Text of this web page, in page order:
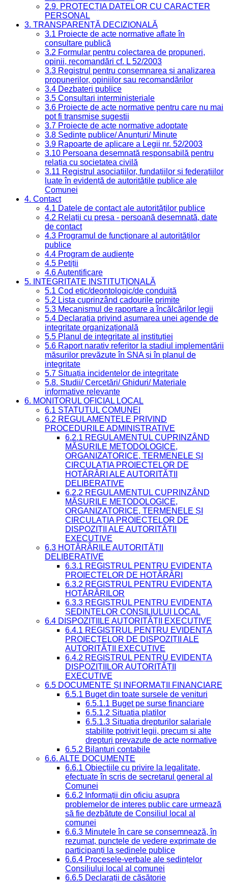
2.9. PROTECȚIA DATELOR CU CARACTER
PERSONAL
3. TRANSPARENȚĂ DECIZIONALĂ
3.1 Proiecte de acte normative aflate în
consultare publică
3.2 Formular pentru colectarea de propuneri,
opinii, recomandări cf. L 52/2003
3.3 Registrul pentru consemnarea și analizarea
propunerilor, opiniilor sau recomandărilor
3.4 Dezbateri publice
3.5 Consultari interministeriale
3.6 Proiecte de acte normative pentru care nu mai
pot fi transmise sugestii
3.7 Proiecte de acte normative adoptate
3.8 Ședințe publice/ Anunțuri/ Minute
3.9 Rapoarte de aplicare a Legii nr. 52/2003
3.10 Persoana desemnată responsabilă pentru
relația cu societatea civilă
3.11 Registrul asociațiilor, fundațiilor și federațiilor
luate în evidență de autoritățile publice ale
Comunei
4. Contact
4.1 Datele de contact ale autorităților publice
4.2 Relații cu presa - persoană desemnată, date
de contact
4.3 Programul de funcționare al autorităților
publice
4.4 Program de audiențe
4.5 Petiții
4.6 Autentificare
5. INTEGRITATE INSTITUȚIONALĂ
5.1 Cod etic/deontologic/de conduită
5.2 Lista cuprinzând cadourile primite
5.3 Mecanismul de raportare a încălcărilor legii
5.4 Declarația privind asumarea unei agende de
integritate organizațională
5.5 Planul de integritate al instituției
5.6 Raport narativ referitor la stadiul implementării
măsurilor prevăzute în SNA și în planul de
integritate
5.7 Situația incidentelor de integritate
5.8. Studii/ Cercetări/ Ghiduri/ Materiale
informative relevante
6. MONITORUL OFICIAL LOCAL
6.1 STATUTUL COMUNEI
6.2 REGULAMENTELE PRIVIND
PROCEDURILE ADMINISTRATIVE
6.2.1 REGULAMENTUL CUPRINZÂND
MĂSURILE METODOLOGICE,
ORGANIZATORICE, TERMENELE ȘI
CIRCULAȚIA PROIECTELOR DE
HOTĂRÂRI ALE AUTORITĂȚII
DELIBERATIVE
6.2.2 REGULAMENTUL CUPRINZÂND
MĂSURILE METODOLOGICE,
ORGANIZATORICE, TERMENELE ȘI
CIRCULAȚIA PROIECTELOR DE
DISPOZIȚII ALE AUTORITĂȚII
EXECUTIVE
6.3 HOTĂRÂRILE AUTORITĂȚII
DELIBERATIVE
6.3.1 REGISTRUL PENTRU EVIDENȚA
PROIECTELOR DE HOTĂRÂRI
6.3.2 REGISTRUL PENTRU EVIDENȚA
HOTĂRÂRILOR
6.3.3 REGISTRUL PENTRU EVIDENȚA
ȘEDINȚELOR CONSILIULUI LOCAL
6.4 DISPOZIȚIILE AUTORITĂȚII EXECUTIVE
6.4.1 REGISTRUL PENTRU EVIDENȚA
PROIECTELOR DE DISPOZIȚII ALE
AUTORITĂȚII EXECUTIVE
6.4.2 REGISTRUL PENTRU EVIDENȚA
DISPOZIȚIILOR AUTORITĂȚII
EXECUTIVE
6.5 DOCUMENTE ȘI INFORMAȚII FINANCIARE
6.5.1 Buget din toate sursele de venituri
6.5.1.1 Buget pe surse financiare
6.5.1.2 Situatia platilor
6.5.1.3 Situatia drepturilor salariale
stabilite potrivit legii, precum si alte
drepturi prevazute de acte normative
6.5.2 Bilanturi contabile
6.6. ALTE DOCUMENTE
6.6.1 Obiecțiile cu privire la legalitate,
efectuate în scris de secretarul general al
Comunei
6.6.2 Informații din oficiu asupra
problemelor de interes public care urmează
să fie dezbătute de Consiliul local al
comunei
6.6.3 Minutele în care se consemnează, în
rezumat, punctele de vedere exprimate de
participanți la ședinele publice
6.6.4 Procesele-verbale ale ședințelor
Consiliului local al comunei
6.6.5 Declarații de căsătorie